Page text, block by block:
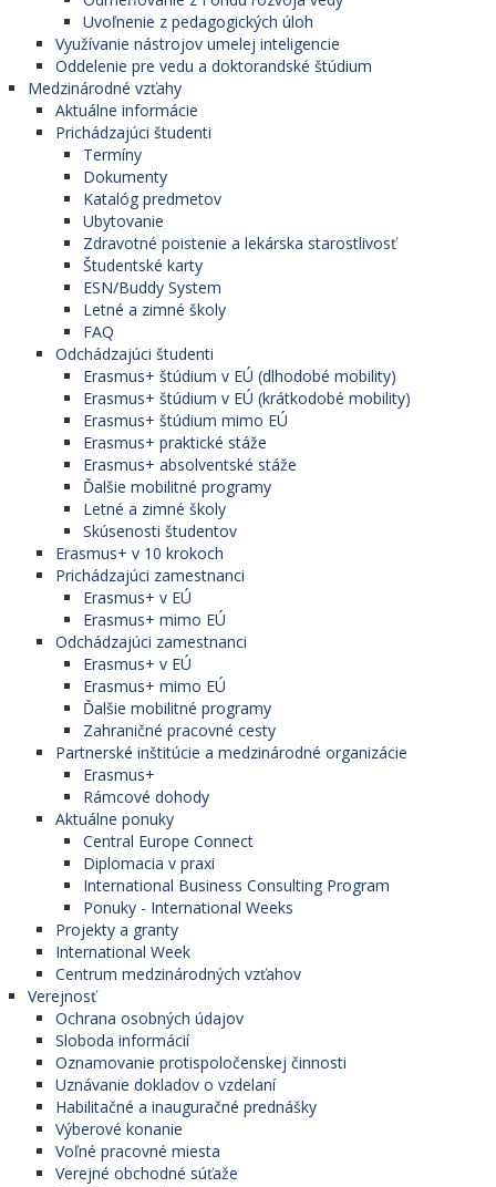
Uvoľnenie z pedagogických úloh
Využívanie nástrojov umelej inteligencie
Oddelenie pre vedu a doktorandské štúdium
Medzinárodné vzťahy
Aktuálne informácie
Prichádzajúci študenti
Termíny
Dokumenty
Katalóg predmetov
Ubytovanie
Zdravotné poistenie a lekárska starostlivosť
Študentské karty
ESN/Buddy System
Letné a zimné školy
FAQ
Odchádzajúci študenti
Erasmus+ štúdium v EÚ (dlhodobé mobility)
Erasmus+ štúdium v EÚ (krátkodobé mobility)
Erasmus+ štúdium mimo EÚ
Erasmus+ praktické stáže
Erasmus+ absolventské stáže
Ďalšie mobilitné programy
Letné a zimné školy
Skúsenosti študentov
Erasmus+ v 10 krokoch
Prichádzajúci zamestnanci
Erasmus+ v EÚ
Erasmus+ mimo EÚ
Odchádzajúci zamestnanci
Erasmus+ v EÚ
Erasmus+ mimo EÚ
Ďalšie mobilitné programy
Zahraničné pracovné cesty
Partnerské inštitúcie a medzinárodné organizácie
Erasmus+
Rámcové dohody
Aktuálne ponuky
Central Europe Connect
Diplomacia v praxi
International Business Consulting Program
Ponuky - International Weeks
Projekty a granty
International Week
Centrum medzinárodných vzťahov
Verejnosť
Ochrana osobných údajov
Sloboda informácií
Oznamovanie protispoločenskej činnosti
Uznávanie dokladov o vzdelaní
Habilitačné a inauguračné prednášky
Výberové konanie
Voľné pracovné miesta
Verejné obchodné súťaže